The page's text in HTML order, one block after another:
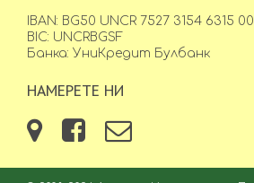
IBAN: BG50 UNCR 7527 3154 6315 00
BIC: UNCRBGSF
Банка: УниКредит Булбанк
НАМЕРЕТЕ НИ